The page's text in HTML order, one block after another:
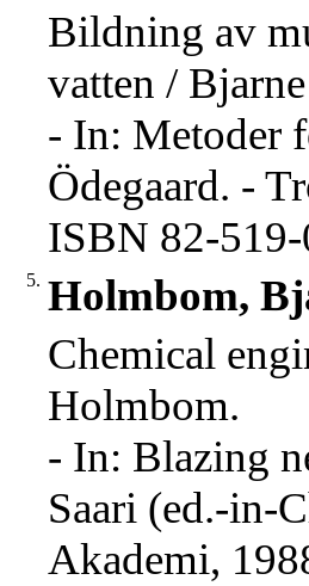
Bildning av
vatten /
- In: Metoder
Ödegaard. -
ISBN 82-
5. Holmbom,
Chemical
Holmbom.
- In: Blazing
Saari (ed.-in-
Akademi,